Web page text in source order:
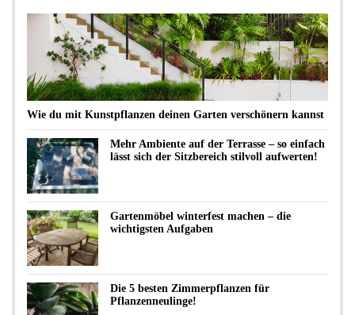
Wie du mit Kunstpflanzen deinen Garten verschönern kannst
Mehr Ambiente auf der Terrasse – so einfach
lässt sich der Sitzbereich stilvoll aufwerten!
Gartenmöbel winterfest machen – die
wichtigsten Aufgaben
Die 5 besten Zimmerpflanzen für
Pflanzenneulinge!